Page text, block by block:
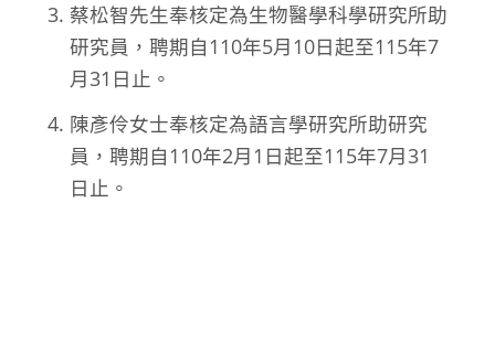
蔡松智先生奉核定為生物醫學科學研究所助
研究員，聘期自110年5月10日起至115年7
月31日止。
陳彥伶女士奉核定為語言學研究所助研究
員，聘期自110年2月1日起至115年7月31
日止。